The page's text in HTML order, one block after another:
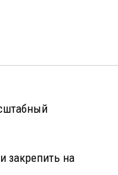
закрепить на